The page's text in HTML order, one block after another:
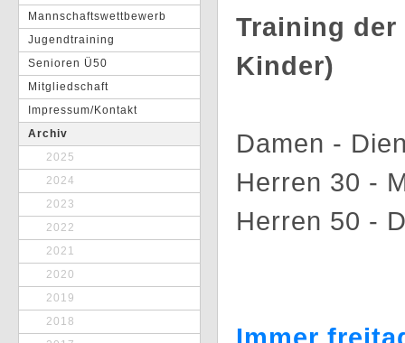
Mannschaftswettbewerb
Jugendtraining
Senioren Ü50
Mitgliedschaft
Impressum/Kontakt
Archiv
2025
2024
2023
2022
2021
2020
2019
2018
Training der
Kinder)
Damen -
Herren 30 -
Herren 50 -